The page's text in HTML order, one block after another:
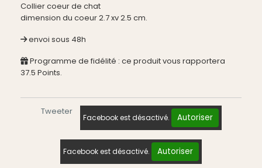
Collier coeur de chat
dimension du coeur 2.7 xv 2.5 cm.
envoi sous 48h
Programme de fidélité : ce produit vous rapportera
37.5 Points.
Tweeter
Facebook est désactivé. Autoriser
Facebook est désactivé. Autoriser